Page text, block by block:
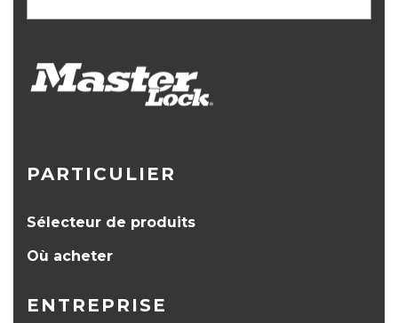
PARTICULIER
Sélecteur de produits
Où acheter
ENTREPRISE